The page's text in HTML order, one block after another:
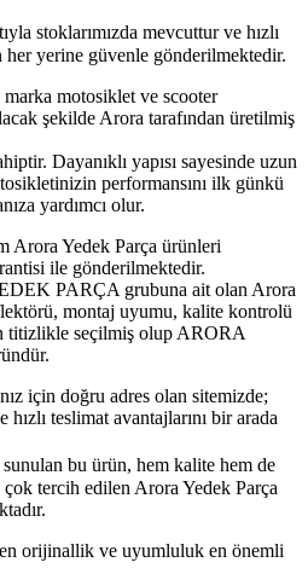
stoklarımızda mevcuttur ve hızlı
yerine güvenle gönderilmektedir.
motosiklet ve scooter
şekilde Arora tarafından üretilmiş
Dayanıklı yapısı sayesinde uzun
performansını ilk günkü
yardımcı olur.
Arora Yedek Parça ürünleri
ile gönderilmektedir.
PARÇA grubuna ait olan Arora
montaj uyumu, kalite kontrolü
titizlikle seçilmiş olup ARORA
için doğru adres olan sitemizde;
teslimat avantajlarını bir arada
bu ürün, hem kalite hem de
çok tercih edilen Arora Yedek Parça
orijinallik ve uyumluluk en önemli